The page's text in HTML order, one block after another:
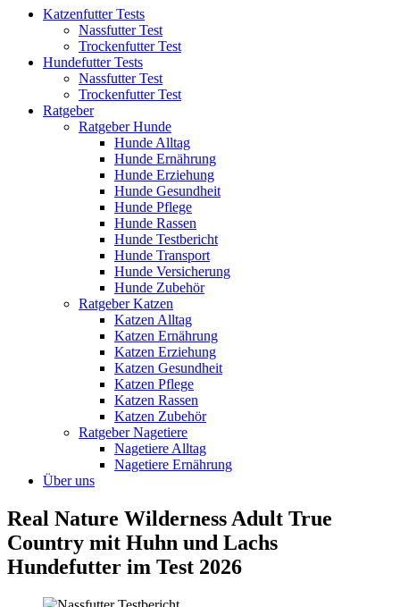
Katzenfutter Tests
Nassfutter Test
Trockenfutter Test
Hundefutter Tests
Nassfutter Test
Trockenfutter Test
Ratgeber
Ratgeber Hunde
Hunde Alltag
Hunde Ernährung
Hunde Erziehung
Hunde Gesundheit
Hunde Pflege
Hunde Rassen
Hunde Testbericht
Hunde Transport
Hunde Versicherung
Hunde Zubehör
Ratgeber Katzen
Katzen Alltag
Katzen Ernährung
Katzen Erziehung
Katzen Gesundheit
Katzen Pflege
Katzen Rassen
Katzen Zubehör
Ratgeber Nagetiere
Nagetiere Alltag
Nagetiere Ernährung
Über uns
Real Nature Wilderness Adult True
Country mit Huhn und Lachs
Hundefutter im Test 2026